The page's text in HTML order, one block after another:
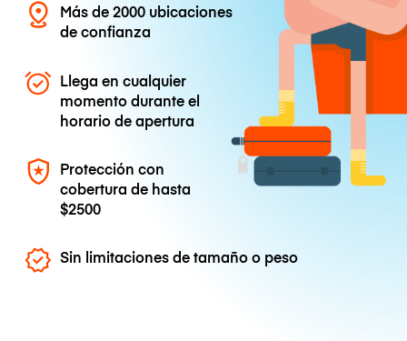
Más de 2000 ubicaciones
de confianza
Llega en cualquier
momento durante el
horario de apertura
Protección con
cobertura de hasta
$2500
Sin limitaciones de tamaño o peso